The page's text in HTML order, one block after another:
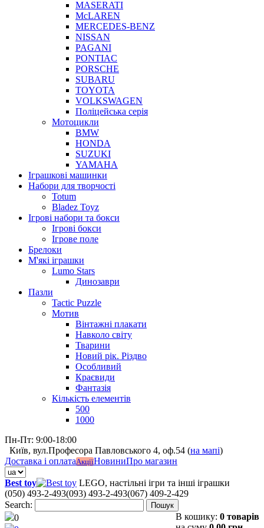
MASERATI
McLAREN
MERCEDES-BENZ
NISSAN
PAGANI
PONTIAC
PORSCHE
SUBARU
TOYOTA
VOLKSWAGEN
Поліцейська серія
Мотоцикли
BMW
HONDA
SUZUKI
YAMAHA
Іграшкові машинки
Набори для творчості
Totum
Bladez Toyz
Ігрові набори та бокси
Ігрові бокси
Ігрове поле
Брелоки
М'які іграшки
Lumo Stars
Динозаври
Пазли
Tactic Puzzle
Мотив
Вінтажні плакати
Навколо світу
Тварини
Новий рік. Різдво
Особливий
Краєвиди
Фантазія
Кількість елементів
500
1000
Пн-Пт: 9:00-18:00
Київ, вул.Професора Павловського 4, оф.54 (на мапі)
Доставка і оплатаАкціїНовиниПро магазин
Best toy
LEGO, настільні ігри та інші іграшки
(050) 493-2-493(093) 493-2-493(067) 409-2-429
Search:
Пошук
0 В кошику: 0 товарів